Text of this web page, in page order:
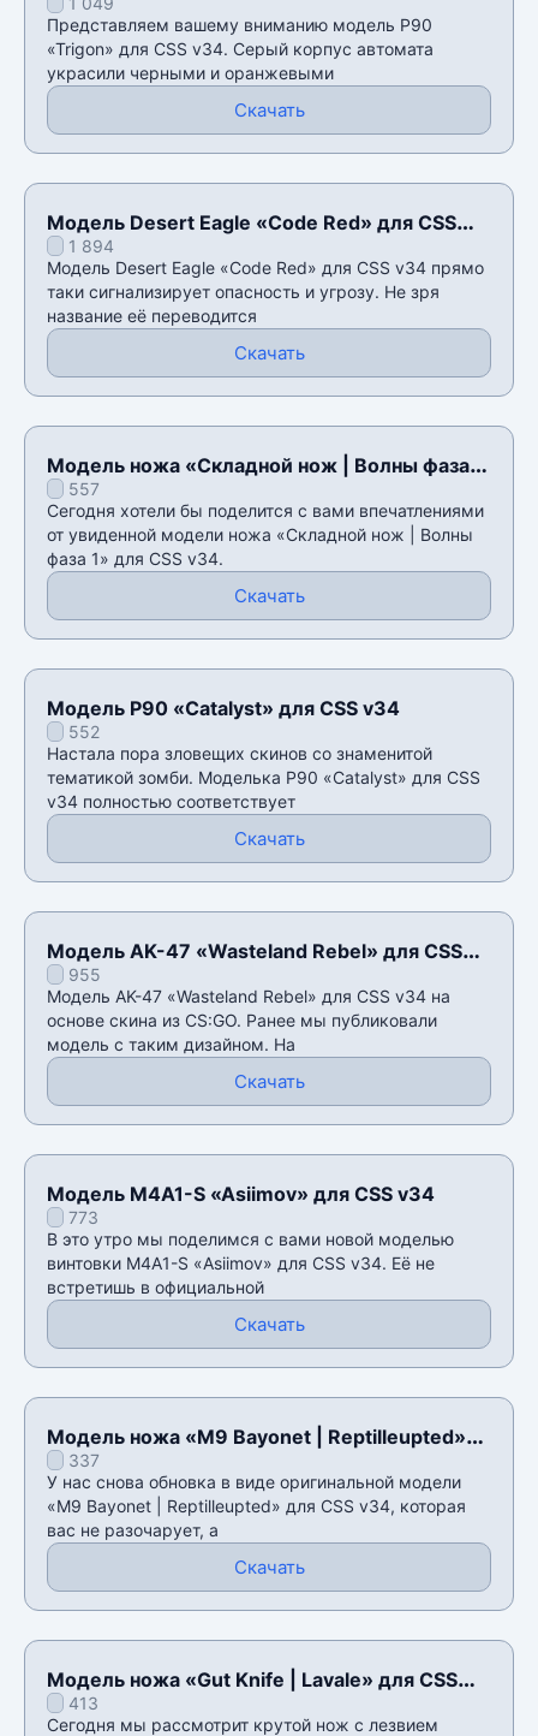
Представляем вашему вниманию модель P90
«Trigon» для CSS v34. Серый корпус автомата
украсили черными и оранжевыми
Скачать
Модель Desert Eagle «Code Red» для CSS
v341 894
Модель Desert Eagle «Code Red» для CSS v34 прямо
таки сигнализирует опасность и угрозу. Не зря
название её переводится
Скачать
Модель ножа «Складной нож | Волны фаза
1» для CSS v34
557
Сегодня хотели бы поделится с вами впечатлениями
от увиденной модели ножа «Складной нож | Волны
фаза 1» для CSS v34.
Скачать
Модель P90 «Catalyst» для CSS v34
552
Настала пора зловещих скинов со знаменитой
тематикой зомби. Моделька P90 «Catalyst» для CSS
v34 полностью соответствует
Скачать
Модель AK-47 «Wasteland Rebel» для CSS
v34955
Модель AK-47 «Wasteland Rebel» для CSS v34 на
основе скина из CS:GO. Ранее мы публиковали
модель с таким дизайном. На
Скачать
Модель M4A1-S «Asiimov» для CSS v34
773
В это утро мы поделимся с вами новой моделью
винтовки M4A1-S «Asiimov» для CSS v34. Её не
встретишь в официальной
Скачать
Модель ножа «M9 Bayonet | Reptilleupted»
для CSS v34
337
У нас снова обновка в виде оригинальной модели
«M9 Bayonet | Reptilleupted» для CSS v34, которая
вас не разочарует, а
Скачать
Модель ножа «Gut Knife | Lavale» для CSS
v34413
Сегодня мы рассмотрит крутой нож с лезвием